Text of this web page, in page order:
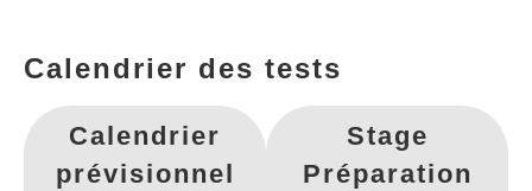
Calendrier des tests
Calendrier
prévisionnel
Stage
Préparation